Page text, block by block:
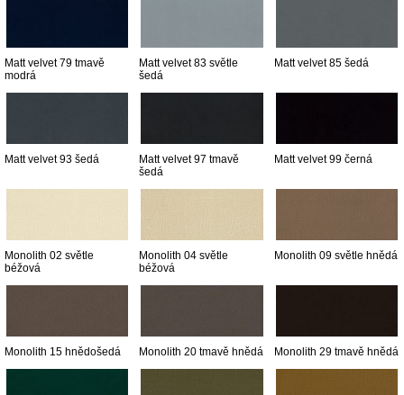
Matt velvet 79 tmavě
modrá
Matt velvet 83 světle
šedá
Matt velvet 85 šedá
Matt velvet 93 šedá
Matt velvet 97 tmavě
šedá
Matt velvet 99 černá
Monolith 02 světle
béžová
Monolith 04 světle
béžová
Monolith 09 světle hnědá
Monolith 15 hnědošedá Monolith 20 tmavě hnědá Monolith 29 tmavě hnědá